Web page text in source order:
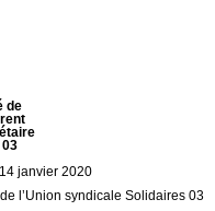
de
03
janvier 2020
l’Union syndicale Solidaires 03